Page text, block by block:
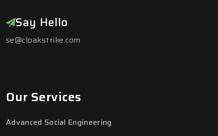
Say Hello
se@cloakstrike.com
Our Services
Advanced Social Engineering